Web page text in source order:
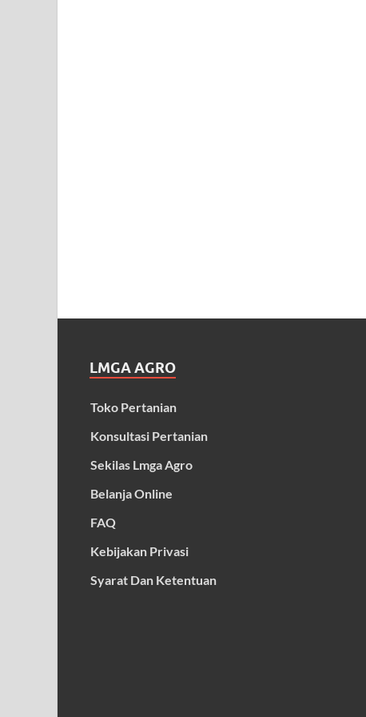
LMGA AGRO
Toko Pertanian
Konsultasi Pertanian
Sekilas Lmga Agro
Belanja Online
FAQ
Kebijakan Privasi
Syarat Dan Ketentuan